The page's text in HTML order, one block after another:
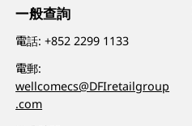
一般查詢
電話:+852 2299 1133
電郵:
wellcomecs@DFIretailgroup
.com